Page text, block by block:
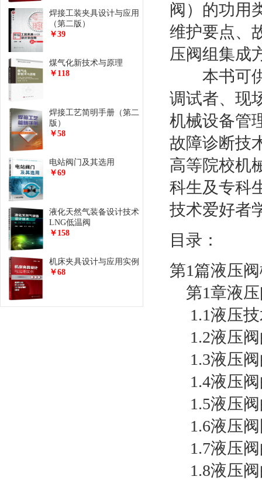
焊接工装夹具设计与应用
（第二版）
￥39
煤气化新技术与原理
￥118
焊接工艺简明手册（第二
版）
￥58
电站阀门及其选用
￥69
液化天然气装备设计技术
LNG低温阀
￥158
机床夹具设计与应用实例
￥68
阀）的功用
维护要点、
压阀组集成
本书可供
调试者、现
机械设备管
故障诊断技
高等院校机
科生及专科
技术爱好者
目录：
第1篇液压
第1章液压
1.1液压技
1.2液压阀
1.3液压阀
1.4液压阀
1.5液压阀
1.6液压阀
1.7液压阀
1.8液压阀